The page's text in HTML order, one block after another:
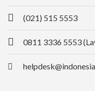
(021) 515 5553
0811 3336 5553